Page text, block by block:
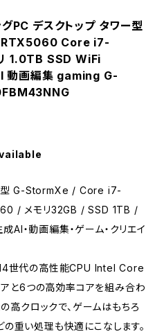
PC デスクトップ タワー型
RTX5060 Core i7-
1.0TB SSD WiFi
動画編集 gaming G-
型 G-StormXe / Core i7-
/ メモリ32GB / SSD 1TB /
・動画編集・ゲーム・クリエイ
世代の高性能CPU Intel Core
と6つの高効率コアを組み合わ
高クロックで、ゲームはもちろ
の重い処理も快適にこなします。